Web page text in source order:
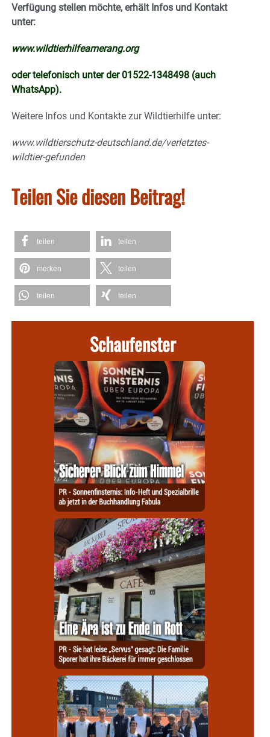
Verfügung stellen möchte, erhält Infos und Kontakt
unter:
www.wildtierhilfeamerang.org
oder telefonisch unter der 01522-1348498 (auch
WhatsApp).
Weitere Infos und Kontakte zur Wildtierhilfe unter:
www.wildtierschutz-deutschland.de/verletztes-
wildtier-gefunden
Teilen Sie diesen Beitrag!
teilen teilen
merken teilen
teilen teilen
Schaufenster